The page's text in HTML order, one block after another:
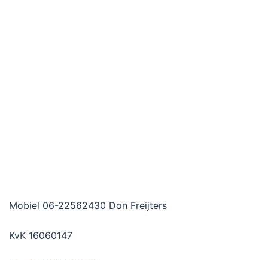
Mobiel 06-22562430 Don Freijters
KvK 16060147